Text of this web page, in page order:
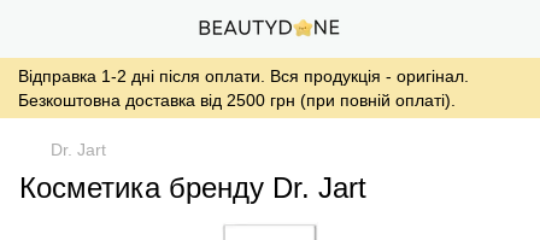
Відправка 1-2 дні після оплати. Вся продукція - оригінал.
Безкоштовна доставка від 2500 грн (при повній оплаті).
Dr. Jart
Косметика бренду Dr. Jart